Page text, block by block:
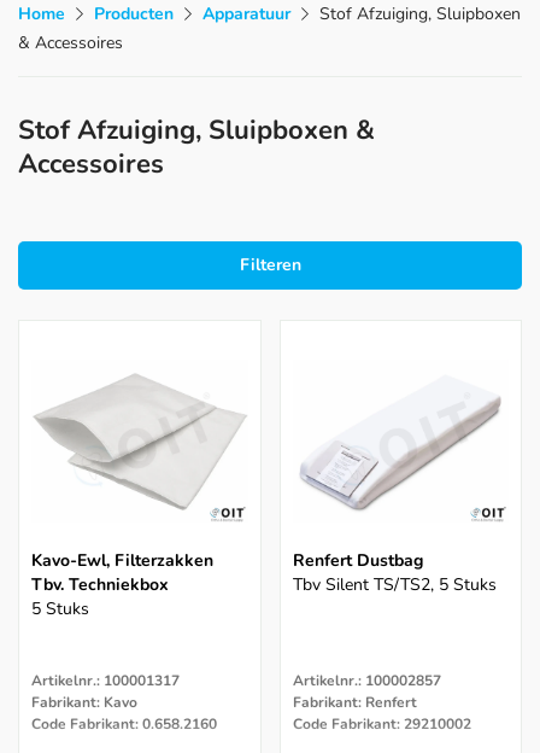
Home Producten Apparatuur
Stof Afzuiging, Sluipboxen
& Accessoires
Stof Afzuiging, Sluipboxen &
Accessoires
Filteren
Kavo-Ewl, Filterzakken
Tbv. Techniekbox
5 Stuks
Artikelnr.: 100001317
Fabrikant: Kavo
Code Fabrikant: 0.658.2160
Renfert Dustbag
Tbv Silent TS/TS2, 5 Stuks
Artikelnr.: 100002857
Fabrikant: Renfert
Code Fabrikant: 29210002